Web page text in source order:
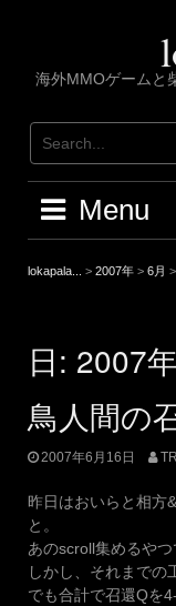
海外MMOゲームと
Menu
lokapala... > 2007年 > 6月 >
日: 2007
鳥人間の
2007年6月16日
昨日はおいらと相方
と。
あのscroll集めるやつ
しかし、それまでの
でも合計で召還Qを